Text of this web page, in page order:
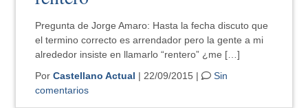
Pregunta de Jorge Amaro: Hasta la fecha discuto que
el termino correcto es arrendador pero la gente a mi
alrededor insiste en llamarlo “rentero” ¿me […]
PorCastellano Actual | 22/09/2015 |
Sin
comentarios